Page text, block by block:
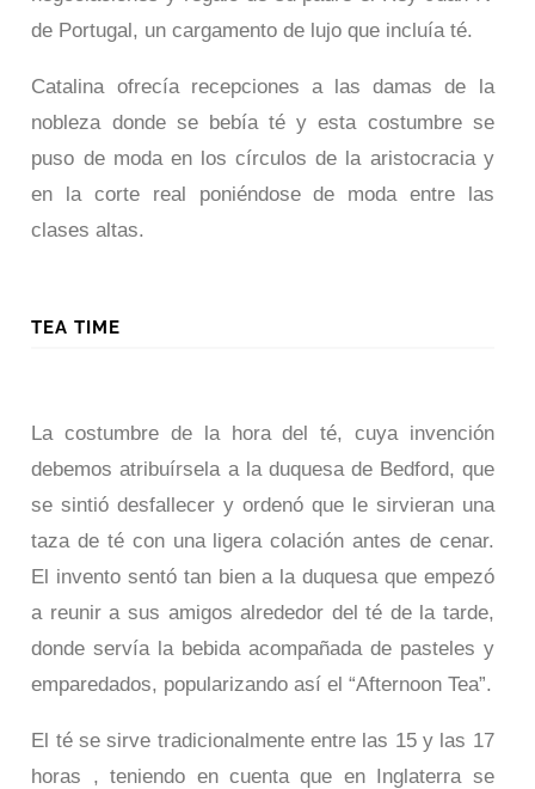
de Portugal, un cargamento de lujo que incluía té.
Catalina ofrecía recepciones a las damas de la
nobleza donde se bebía té y esta costumbre se
puso de moda en los círculos de la aristocracia y
en la corte real poniéndose de moda entre las
clases altas.
TEA TIME
La costumbre de la hora del té, cuya invención
debemos atribuírsela a la duquesa de Bedford, que
se sintió desfallecer y ordenó que le sirvieran una
taza de té con una ligera colación antes de cenar.
El invento sentó tan bien a la duquesa que empezó
a reunir a sus amigos alrededor del té de la tarde,
donde servía la bebida acompañada de pasteles y
emparedados, popularizando así el “Afternoon Tea”.
El té se sirve tradicionalmente entre las 15 y las 17
horas , teniendo en cuenta que en Inglaterra se